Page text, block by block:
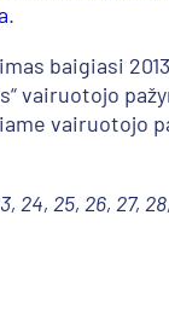
.
baigiasi
vairuotojo
vairuotojo
24, 25, 26, 27,